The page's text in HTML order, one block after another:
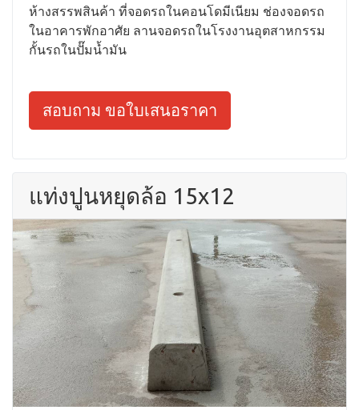
ห้างสรรพสินค้า ที่จอดรถในคอนโดมีเนียม ช่องจอดรถ
ในอาคารพักอาศัย ลานจอดรถในโรงงานอุตสาหกรรม
กั้นรถในปั๊มน้ำมัน
สอบถาม ขอใบเสนอราคา
แท่งปูนหยุดล้อ 15x12